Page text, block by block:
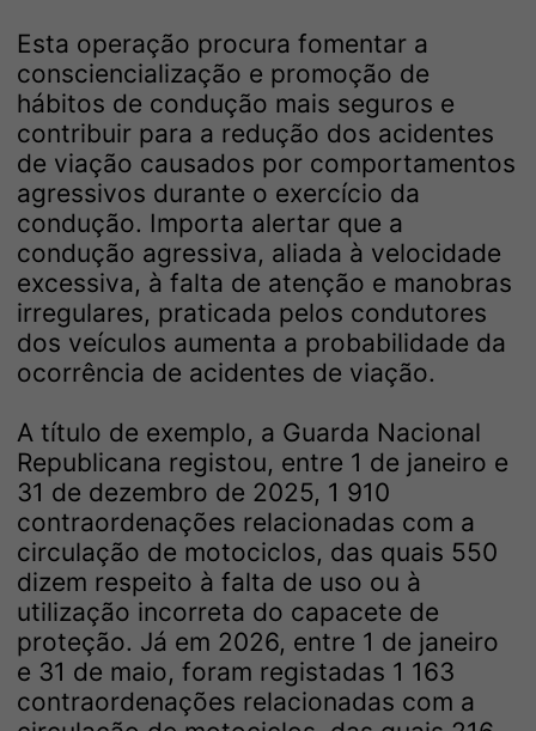
Esta operação procura fomentar a
consciencialização e promoção de
hábitos de condução mais seguros e
contribuir para a redução dos acidentes
de viação causados por comportamentos
agressivos durante o exercício da
condução. Importa alertar que a
condução agressiva, aliada à velocidade
excessiva, à falta de atenção e manobras
irregulares, praticada pelos condutores
dos veículos aumenta a probabilidade da
ocorrência de acidentes de viação.
A título de exemplo, a Guarda Nacional
Republicana registou, entre 1 de janeiro e
31 de dezembro de 2025, 1 910
contraordenações relacionadas com a
circulação de motociclos, das quais 550
dizem respeito à falta de uso ou à
utilização incorreta do capacete de
proteção. Já em 2026, entre 1 de janeiro
e 31 de maio, foram registadas 1 163
contraordenações relacionadas com a